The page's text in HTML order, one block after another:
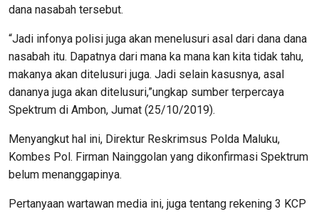
dana nasabah tersebut.
“Jadi infonya polisi juga akan menelusuri asal dari dana dana
nasabah itu. Dapatnya dari mana ka mana kan kita tidak tahu,
makanya akan ditelusuri juga. Jadi selain kasusnya, asal
dananya juga akan ditelusuri,”ungkap sumber terpercaya
Spektrum di Ambon, Jumat (25/10/2019).
Menyangkut hal ini, Direktur Reskrimsus Polda Maluku,
Kombes Pol. Firman Nainggolan yang dikonfirmasi Spektrum
belum menanggapinya.
Pertanyaan wartawan media ini, juga tentang rekening 3 KCP